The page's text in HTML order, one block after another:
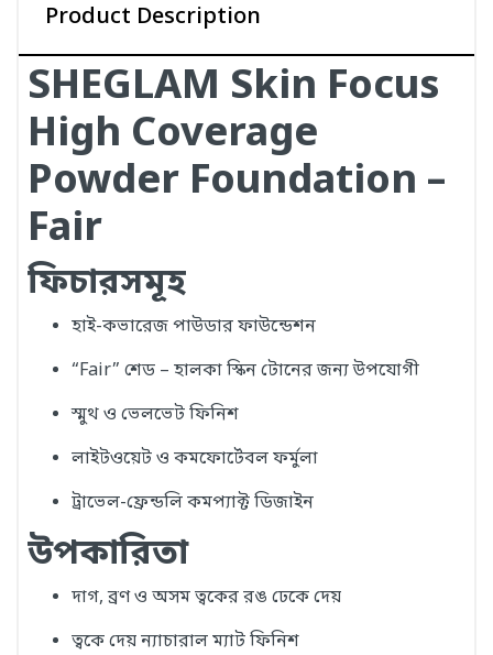
Product Description
SHEGLAM Skin Focus
High Coverage
Powder Foundation –
Fair
ফিচারসমূহ
হাই-কভারেজ পাউডার ফাউন্ডেশন
“Fair” শেড – হালকা স্কিন টোনের জন্য উপযোগী
স্মুথ ও ভেলভেট ফিনিশ
লাইটওয়েট ও কমফোর্টেবল ফর্মুলা
ট্রাভেল-ফ্রেন্ডলি কমপ্যাক্ট ডিজাইন
উপকারিতা
দাগ, ব্রণ ও অসম ত্বকের রঙ ঢেকে দেয়
ত্বকে দেয় ন্যাচারাল ম্যাট ফিনিশ